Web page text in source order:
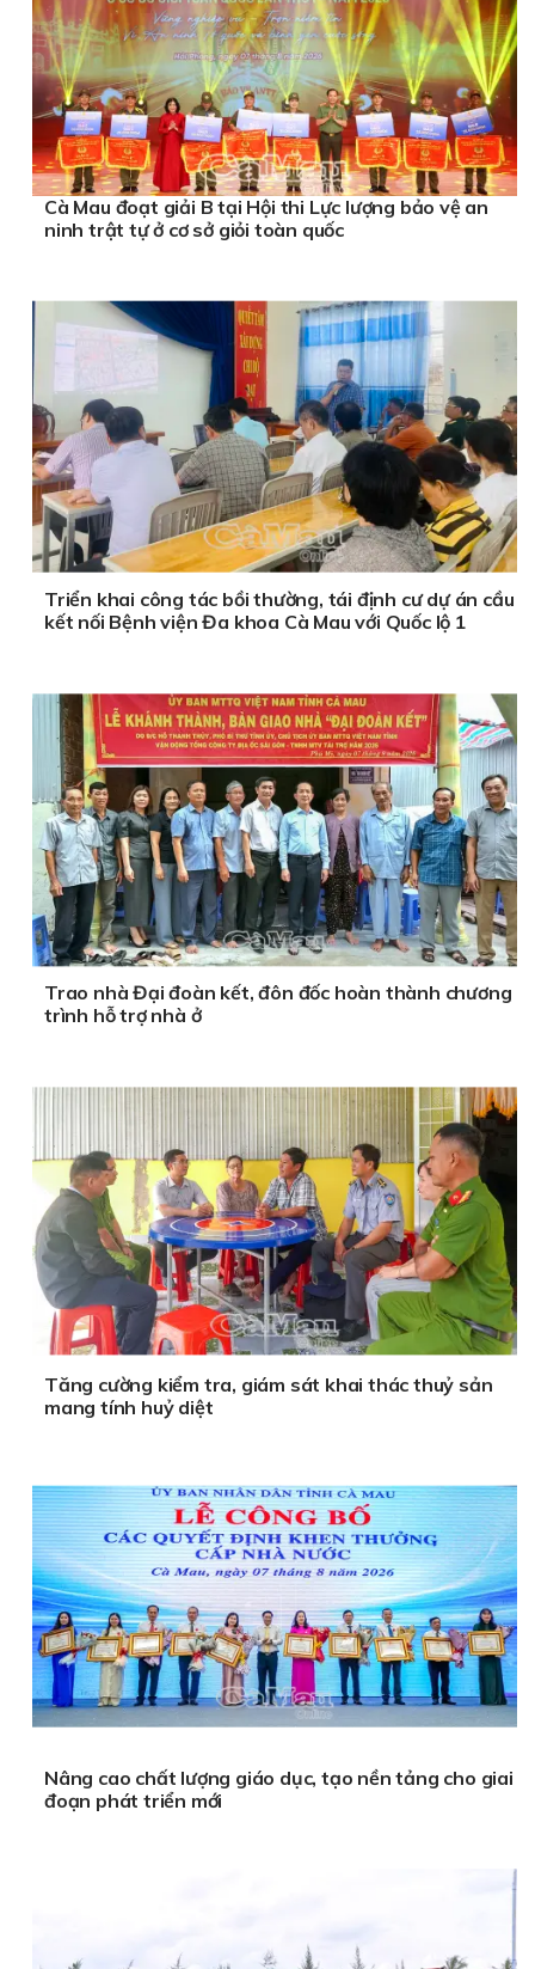
Cà Mau đoạt giải B tại Hội thi Lực lượng bảo vệ an
ninh trật tự ở cơ sở giỏi toàn quốc
Triển khai công tác bồi thường, tái định cư dự án cầu
kết nối Bệnh viện Đa khoa Cà Mau với Quốc lộ 1
Trao nhà Đại đoàn kết, đôn đốc hoàn thành chương
trình hỗ trợ nhà ở
Tăng cường kiểm tra, giám sát khai thác thuỷ sản
mang tính huỷ diệt
Nâng cao chất lượng giáo dục, tạo nền tảng cho giai
đoạn phát triển mới